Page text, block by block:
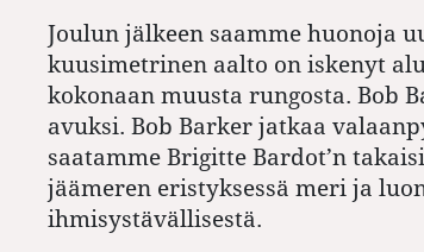
Joulun jälkeen saamme huonoja
kuusimetrinen aalto on iskenyt
kokonaan muusta rungosta. Bob
avuksi. Bob Barker jatkaa
saatamme Brigitte Bardot’n
jäämeren eristyksessä meri ja
ihmisystävällisestä.